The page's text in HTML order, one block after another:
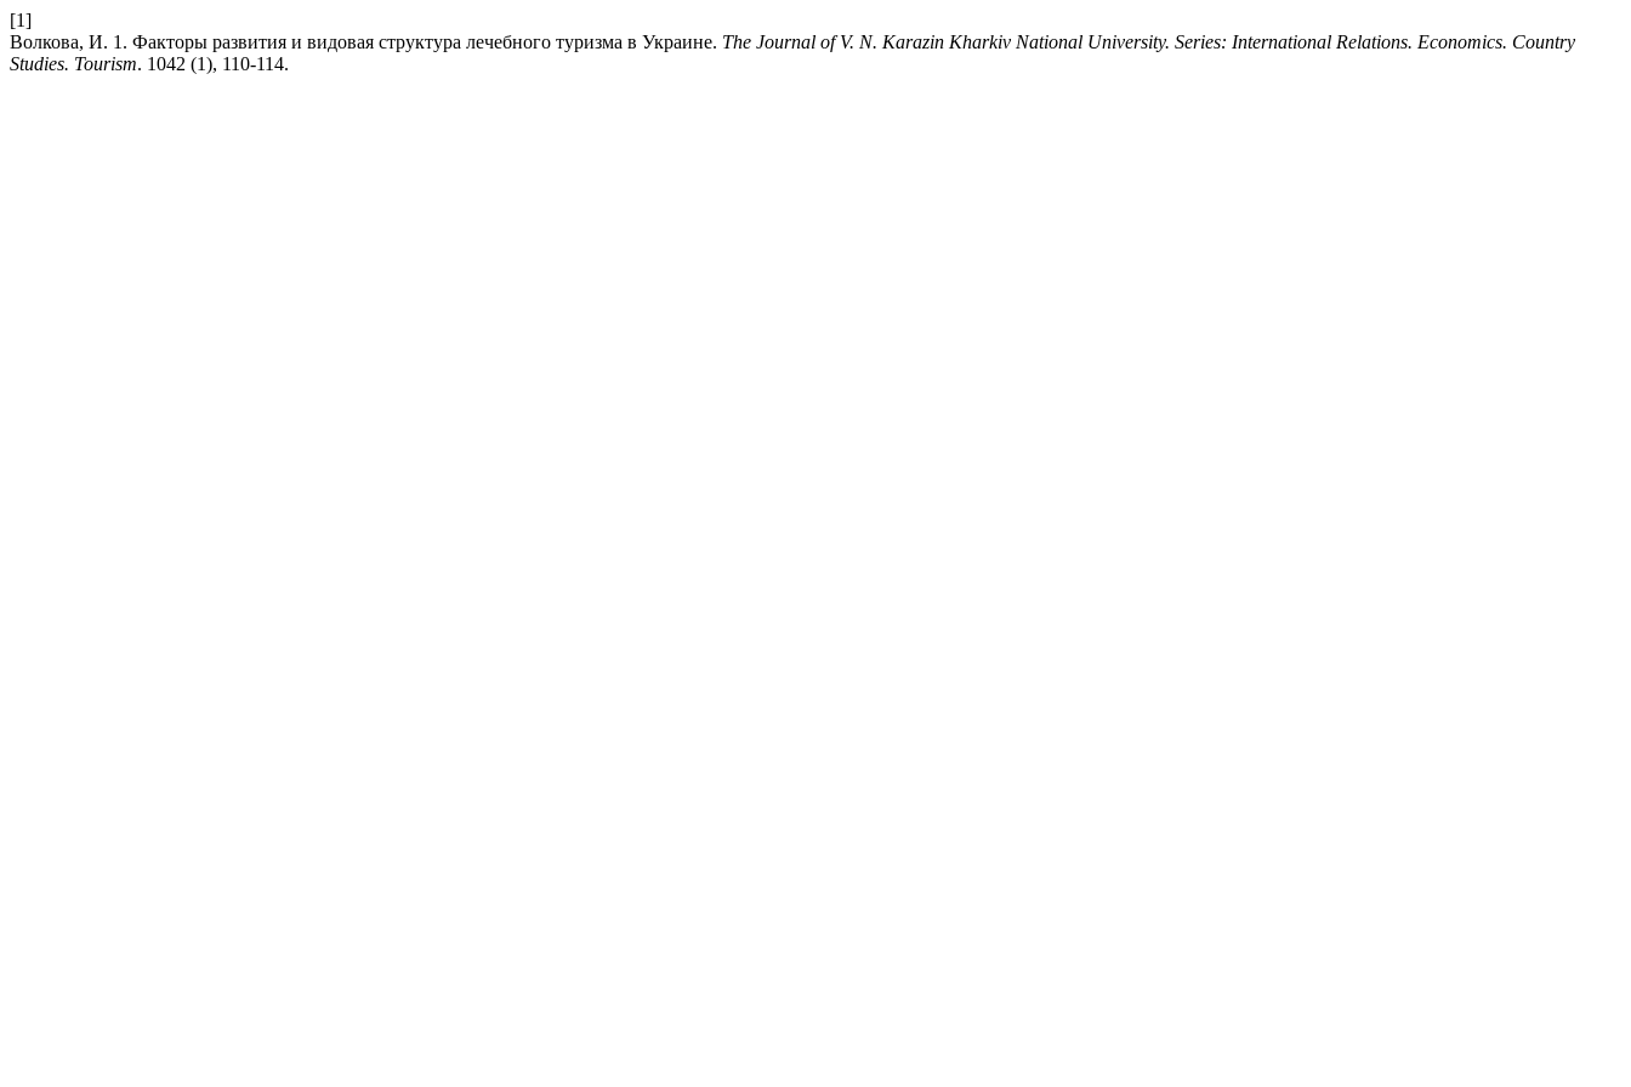
[1]
Волкова, И. 1. Факторы развития и видовая структура лечебного туризма в Украине. The Journal of V. N. Karazin Kharkiv National University. Series: International Relations. Economics. Country
Studies. Tourism. 1042 (1), 110-114.